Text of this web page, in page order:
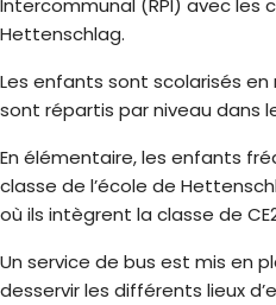
Intercommunal (RPI) avec les
Hettenschlag.
Les enfants sont scolarisés
sont répartis par niveau dans
En élémentaire, les enfants
classe de l’école de
où ils intègrent la classe de
Un service de bus est mis en
desservir les différents lieux